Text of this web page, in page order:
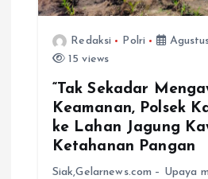
Redaksi Polri
15 views
“Tak Sekadar
Keamanan, Polsek
ke Lahan Jagung
Ketahanan Pangan
Siak,Gelarnews.com – Upaya